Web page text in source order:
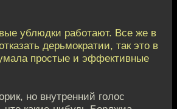
ублюдки работают. Все же в
дерьмократии, так это в
простые и эффективные
но внутренний голос